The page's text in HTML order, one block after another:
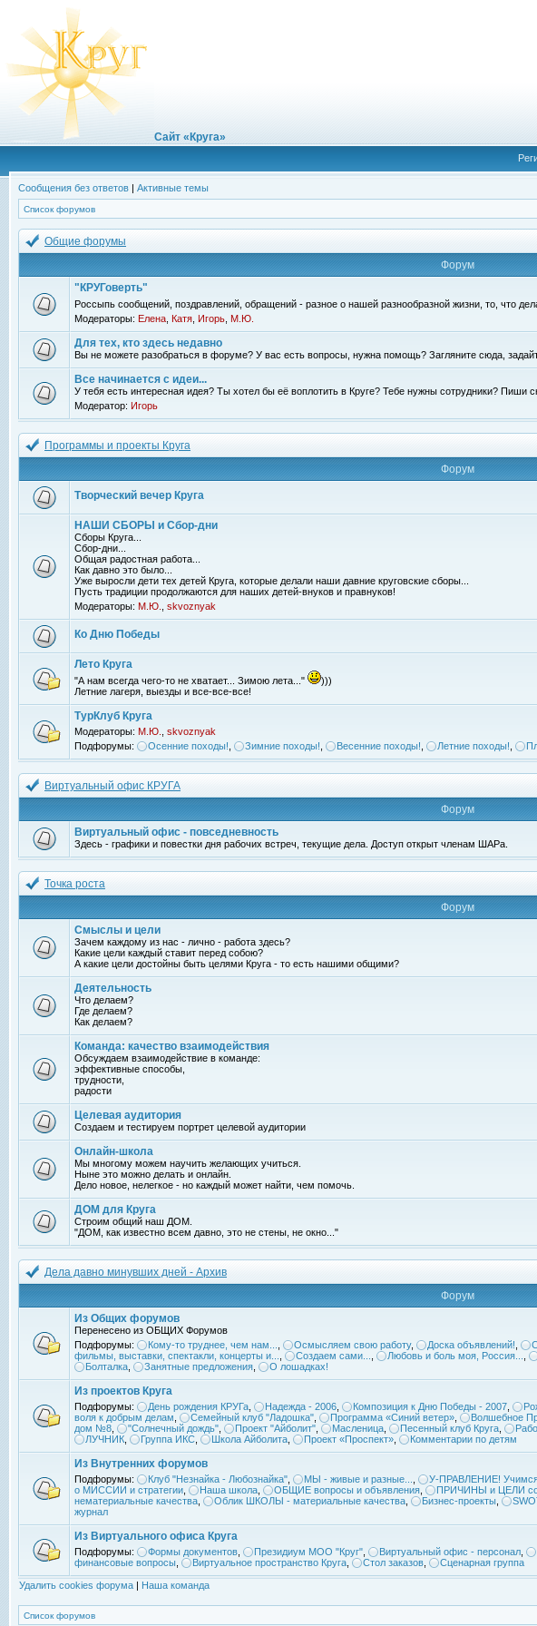
Сайт «Круга»
Сообщения без ответов | Активные темы
Список форумов
Общие форумы
Форум
"КРУГоверть"
Россыпь сообщений, поздравлений, обращений - разное о нашей разнообразной жизни, то, что
Модераторы: Елена Катя Игорь М.Ю.
Для тех, кто здесь недавно
Вы не можете разобраться в форуме? У вас есть вопросы, нужна помощь? Загляните сюда,
Все начинается с идеи...
У тебя есть интересная идея? Ты хотел бы её воплотить в Круге? Тебе нужны сотрудники? Пиши
Модератор: Игорь
Программы и проекты Круга
Форум
Творческий вечер Круга
НАШИ СБОРЫ и Сбор-дни
Сборы Круга...
Сбор-дни...
Общая радостная работа...
Как давно это было...
Уже выросли дети тех детей Круга, которые делали наши давние круговские сборы...
Пусть традиции продолжаются для наших детей-внуков и правнуков!
Модераторы: М.Ю. skvoznyak
Ко Дню Победы
Лето Круга
"А нам всегда чего-то не хватает... Зимою лета..."
)))
Летние лагеря, выезды и все-все-все!
ТурКлуб Круга
Модераторы: М.Ю.
skvoznyak
Подфорумы:
Осенние походы! Зимние походы! Весенние походы! Летние походы!
Виртуальный офис КРУГА
Форум
Виртуальный офис - повседневность
Здесь - графики и повестки дня рабочих встреч, текущие дела. Доступ открыт членам ШАРа.
Точка роста
Форум
Смыслы и цели
Зачем каждому из нас - лично - работа здесь?
Какие цели каждый ставит перед собою?
А какие цели достойны быть целями Круга - то есть нашими общими?
Деятельность
Что делаем?
Где делаем?
Как делаем?
Команда: качество взаимодействия
Обсуждаем взаимодействие в команде:
эффективные способы,
трудности,
радости
Целевая аудитория
Создаем и тестируем портрет целевой аудитории
Онлайн-школа
Мы многому можем научить желающих учиться.
Ныне это можно делать и онлайн.
Дело новое, нелегкое - но каждый может найти, чем помочь.
ДОМ для Круга
Строим общий наш ДОМ.
"ДОМ, как известно всем давно, это не стены, не окно..."
Дела давно минувших дней - Архив
Форум
Из Общих форумов
Перенесено из ОБЩИХ Форумов
Подфорумы:
Кому-то труднее, чем нам... Осмысляем свою работу, Доска объявлений!
фильмы, выставки, спектакли, концерты и...
Создаем сами... Любовь и боль моя, Россия...
Болталка
Занятные предложения О лошадках!
Из проектов Круга
Подфорумы: День рождения КРУГа Надежда - 2006 Композиция к Дню Победы - 2007
воля к добрым делам
Семейный клуб "Ладошка" Программа «Синий ветер» Волшебное
дом №8
"Солнечный дождь" Проект "Айболит" Масленица Песенный клуб Круга
ЛУЧНИК
Группа ИКС Школа Айболита Проект «Проспект» Комментарии по детям
Из Внутренних форумов
Подфорумы: Клуб "Незнайка - Любознайка" МЫ - живые и разные... У-ПРАВЛЕНИЕ!
о МИССИИ и стратегии
Наша школа ОБЩИЕ вопросы и объявления ПРИЧИНЫ и ЦЕЛИ
нематериальные качества
Облик ШКОЛЫ - материальные качества Бизнес-проекты
журнал
Из Виртуального офиса Круга
Подфорумы: Формы документов Президиум МОО "Круг" Виртуальный офис - персонал
финансовые вопросы
Виртуальное пространство Круга Стол заказов Сценарная группа
Удалить cookies форума | Наша команда
Список форумов